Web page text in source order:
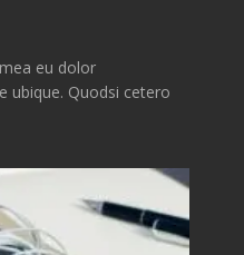
eu dolor
ubique. Quodsi cetero